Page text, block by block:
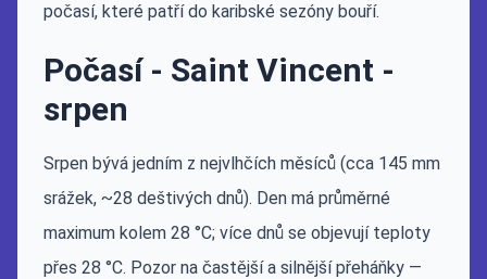
počasí, které patří do karibské sezóny bouří.
Počasí - Saint Vincent -
srpen
Srpen bývá jedním z nejvlhčích měsíců (cca 145 mm
srážek, ~28 deštivých dnů). Den má průměrné
maximum kolem 28 °C; více dnů se objevují teploty
přes 28 °C. Pozor na častější a silnější přeháňky —